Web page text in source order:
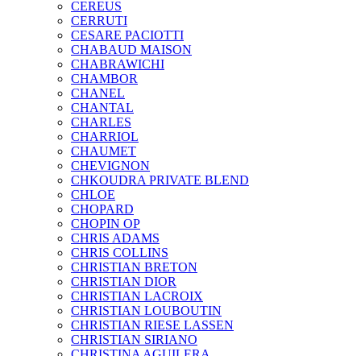
CEREUS
CERRUTI
CESARE PACIOTTI
CHABAUD MAISON
CHABRAWICHI
CHAMBOR
CHANEL
CHANTAL
CHARLES
CHARRIOL
CHAUMET
CHEVIGNON
CHKOUDRA PRIVATE BLEND
CHLOE
CHOPARD
CHOPIN OP
CHRIS ADAMS
CHRIS COLLINS
CHRISTIAN BRETON
CHRISTIAN DIOR
CHRISTIAN LACROIX
CHRISTIAN LOUBOUTIN
CHRISTIAN RIESE LASSEN
CHRISTIAN SIRIANO